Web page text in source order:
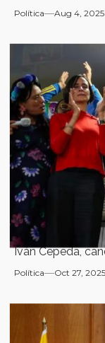
Política Aug 4, 2025
Iván Cepeda,
Política Oct 27, 2025